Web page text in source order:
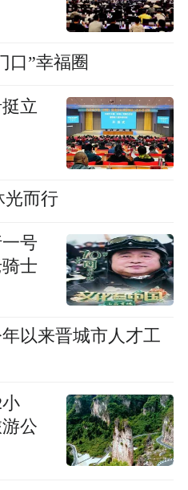
口”幸福圈
立
光而行
号
士
以来晋城市人才工
小
公